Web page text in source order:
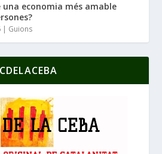
una economia més amable
Guions